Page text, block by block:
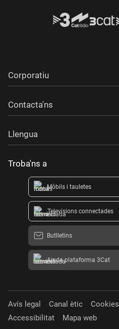
Corporatiu
Contacta'ns
Llengua
Troba'ns a
Mòbils i tauletes
Televisions connectades
Butlletins
Ajuda plataforma 3Cat
Avís legal Canal ètic Cookies
Accessibilitat
Mapa web